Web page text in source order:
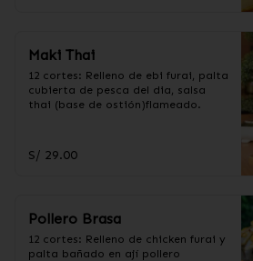
Maki Thai
12 cortes: Relleno de ebi furai, palta
cubierta de pesca del dia, salsa
thai (base de ostión)flameado.
S/ 29.00
Pollero Brasa
12 cortes: Relleno de chicken furai y
palta bañado en ají pollero